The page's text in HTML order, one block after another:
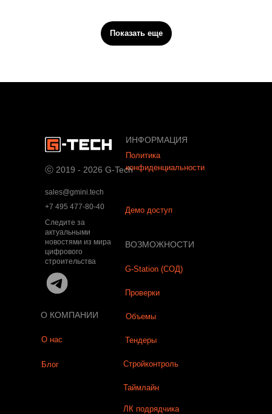
Показать еще
Демо доступ
Политика
конфиденциальности
ИНФОРМАЦИЯ
О нас
Блог
ⓒ 2019 - 2026 G-Tech
sales@gmini.tech
+7 495 477-80-40
Следите за
актуальными
новостями из мира
цифрового
строительства
О КОМПАНИИ
G-Station (СОД)
Проверки
Объемы
Тендеры
Стройконтроль
Таймлайн
ЛК подрядчика
ВОЗМОЖНОСТИ